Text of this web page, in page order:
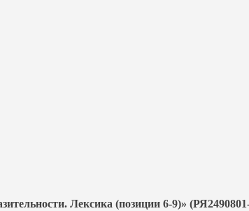
Лексика (позиции 6-9)»